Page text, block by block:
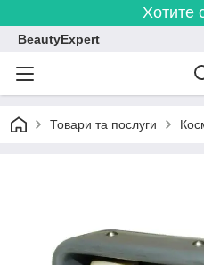
Хотите
BeautyExpert
Товари та послуги